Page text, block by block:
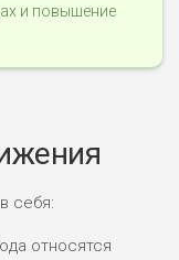
и повышение
себя:
относятся